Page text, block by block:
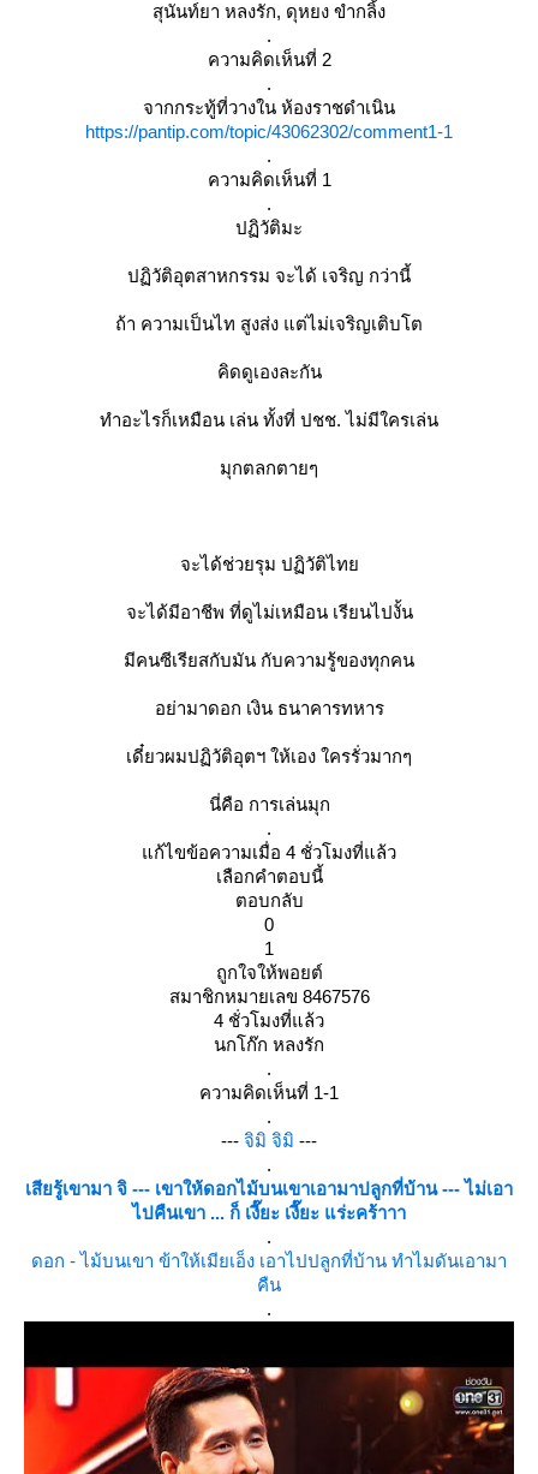
สุนันท์ยา หลงรัก, ดุหยง ขำกลิ้ง
.
ความคิดเห็นที่ 2
.
จากกระทู้ที่วางใน ห้องราชดำเนิน
https://pantip.com/topic/43062302/comment1-1
.
ความคิดเห็นที่ 1
.
ปฏิวัติมะ
ปฏิวัติอุตสาหกรรม จะได้ เจริญ กว่านี้
ถ้า ความเป็นไท สูงส่ง แต่ไม่เจริญเติบโต
คิดดูเองละกัน
ทำอะไรก็เหมือน เล่น ทั้งที่ ปชช. ไม่มีใครเล่น
มุกตลกตายๆ
จะได้ช่วยรุม ปฏิวัติไท
จะได้มีอาชีพ ที่ดูไม่เหมือน เรียนไปงั้น
มีคนซีเรียสกับมัน กับความรู้ของทุกคน
อย่ามาดอก เงิน ธนาคารทหาร
เดี๋ยวผมปฏิวัติอุตฯ ให้เอง ใครรั่วมากๆ
นี่คือ การเล่นมุก
.
ก้ไขข้อความเมื่อ 4 ชั่วโมงที่แล้ว
เลือกคำตอบนี้
ตอบกลับ
0
1
ถูกใจให้พอยต์
สมาชิกหมายเลข 8467576
4 ชั่วโมงที่แล้ว
นกโก๊ก หลงรัก
.
ความคิดเห็นที่ 1-1
.
--- จิมิ จิมิ ---
.
เสียรู้เขามา จิ --- เขาให้ดอกไม้บนเขาเอามาปลูกที่บ้าน --- ไม่เอา
ไปคืนเขา ... ก็ เงี๊ยะ เงี๊ยะ แร่ะคร้าาา
.
ดอก - ไม้บนเขา ข้าให้เมียเอ็ง เอาไปปลูกที่บ้าน ทำไมดันเอามา
คืน
.